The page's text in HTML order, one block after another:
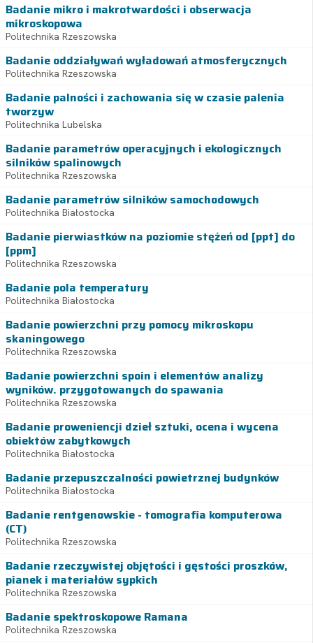
Badanie mikro i makrotwardości i obserwacja
mikroskopowa
Politechnika Rzeszowska
Badanie oddziaływań wyładowań atmosferycznych
Politechnika Rzeszowska
Badanie palności i zachowania się w czasie palenia
tworzyw
Politechnika Lubelska
Badanie parametrów operacyjnych i ekologicznych
silników spalinowych
Politechnika Rzeszowska
Badanie parametrów silników samochodowych
Politechnika Białostocka
Badanie pierwiastków na poziomie stężeń od [ppt] do
[ppm]
Politechnika Rzeszowska
Badanie pola temperatury
Politechnika Białostocka
Badanie powierzchni przy pomocy mikroskopu
skaningowego
Politechnika Rzeszowska
Badanie powierzchni spoin i elementów analizy
wyników. przygotowanych do spawania
Politechnika Rzeszowska
Badanie proweniencji dzieł sztuki, ocena i wycena
obiektów zabytkowych
Politechnika Białostocka
Badanie przepuszczalności powietrznej budynków
Politechnika Białostocka
Badanie rentgenowskie - tomografia komputerowa
(CT)
Politechnika Rzeszowska
Badanie rzeczywistej objętości i gęstości proszków,
pianek i materiałów sypkich
Politechnika Rzeszowska
Badanie spektroskopowe Ramana
Politechnika Rzeszowska